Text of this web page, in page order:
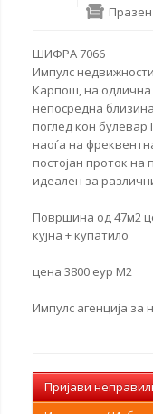
Празен
ШИФРА 7066
Импулс
Карпош, на одлична
непосредна
поглед кон
наоѓа на
постојан проток
идеален за
Површина од 47м2
кујна + купатило
цена 3800 еур М2
Импулс агенција за
Пријави